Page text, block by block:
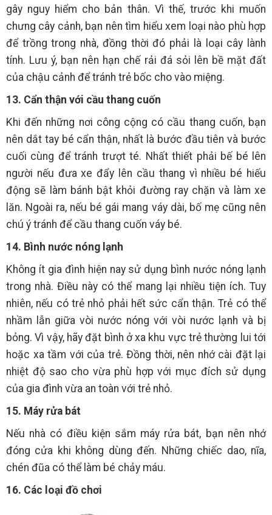
gây nguy hiểm cho bản thân. Vì thế, trước khi muốn
chưng cây cảnh, bạn nên tìm hiểu xem loại nào phù hợp
để trồng trong nhà, đồng thời đó phải là loại cây lành
tính. Lưu ý, bạn nên hạn chế rải đá sỏi lên bề mặt đất
của chậu cảnh để tránh trẻ bốc cho vào miệng.
13. Cẩn thận với cầu thang cuốn
Khi đến những nơi công cộng có cầu thang cuốn, bạn
nên dắt tay bé cẩn thận, nhất là bước đầu tiên và bước
cuối cùng để tránh trượt té. Nhất thiết phải bế bé lên
người nếu đưa xe đẩy lên cầu thang vì nhiều bé hiếu
động sẽ làm bánh bật khỏi đường ray chặn và làm xe
lăn. Ngoài ra, nếu bé gái mang váy dài, bố mẹ cũng nên
chú ý tránh để cầu thang cuốn váy bé.
14. Bình nước nóng lạnh
Không ít gia đình hiện nay sử dụng bình nước nóng lạnh
trong nhà. Điều này có thể mang lại nhiều tiện ích. Tuy
nhiên, nếu có trẻ nhỏ phải hết sức cẩn thận. Trẻ có thể
nhầm lẫn giữa vòi nước nóng với vòi nước lạnh và bị
bỏng. Vì vậy, hãy đặt bình ở xa khu vực trẻ thường lui tới
hoặc xa tầm với của trẻ. Đồng thời, nên nhớ cài đặt lại
nhiệt độ sao cho vừa phù hợp với mục đích sử dụng
của gia đình vừa an toàn với trẻ nhỏ.
15. Máy rửa bát
Nếu nhà có điều kiện sắm máy rửa bát, bạn nên nhớ
đóng cửa khi không dùng đến. Những chiếc dao, nĩa,
chén đũa có thể làm bé chảy máu.
16. Các loại đồ chơi